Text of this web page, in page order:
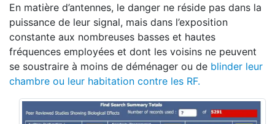
En matière d’antennes, le danger ne réside pas dans la
puissance de leur signal, mais dans l’exposition
constante aux nombreuses basses et hautes
fréquences employées et dont les voisins ne peuvent
se soustraire à moins de déménager ou de blinder leur
chambre ou leur habitation contre les RF.